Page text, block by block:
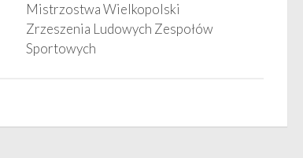
Mistrzostwa Wielkopolski
Zrzeszenia Ludowych Zespołów
Sportowych